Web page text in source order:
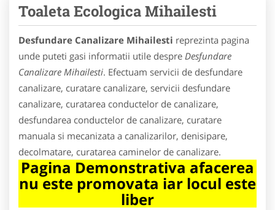
Toaleta Ecologica Mihailesti
Desfundare Canalizare Mihailesti reprezinta pagina
unde puteti gasi informatii utile despre Desfundare
Canalizare Mihailesti. Efectuam servicii de desfundare
canalizare, curatare canalizare, servicii desfundare
canalizare, curatarea conductelor de canalizare,
desfundarea conductelor de canalizare, curatare
manuala si mecanizata a canalizarilor, denisipare,
decolmatare, curatarea caminelor de canalizare.
Pagina Demonstrativa afacerea
nu este promovata iar locul este
liber